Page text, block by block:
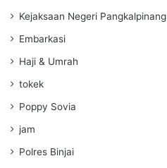
Kejaksaan Negeri Pangkalpinang
Embarkasi
Haji & Umrah
tokek
Poppy Sovia
jam
Polres Binjai